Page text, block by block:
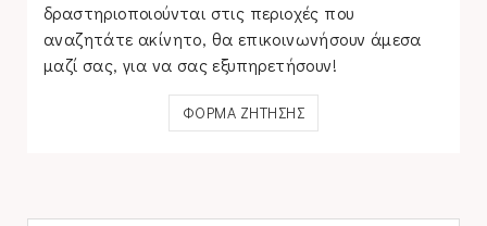
δραστηριοποιούνται στις περιοχές που
αναζητάτε ακίνητο, θα επικοινωνήσουν άμεσα
μαζί σας, για να σας εξυπηρετήσουν!
ΦΟΡΜΑ ΖΗΤΗΣΗΣ